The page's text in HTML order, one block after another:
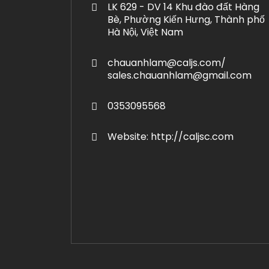
LK 629 - DV 14 Khu đào đất Hàng
Bè, Phường Kiến Hưng, Thành phố
Hà Nội, Việt Nam
chauanhlam@caljs.com/
sales.chauanhlam@gmail.com
0353095568
Website: http://caljsc.com